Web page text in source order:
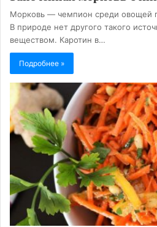
Морковь — чемпион среди овощей
В природе нет другого такого
веществом. Каротин в…
Подробнее »